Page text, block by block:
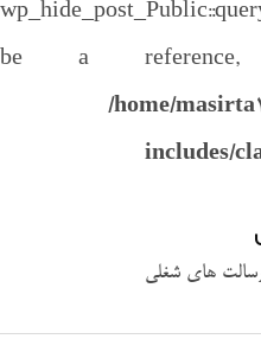
be a
/home/
includes/
های شغلی